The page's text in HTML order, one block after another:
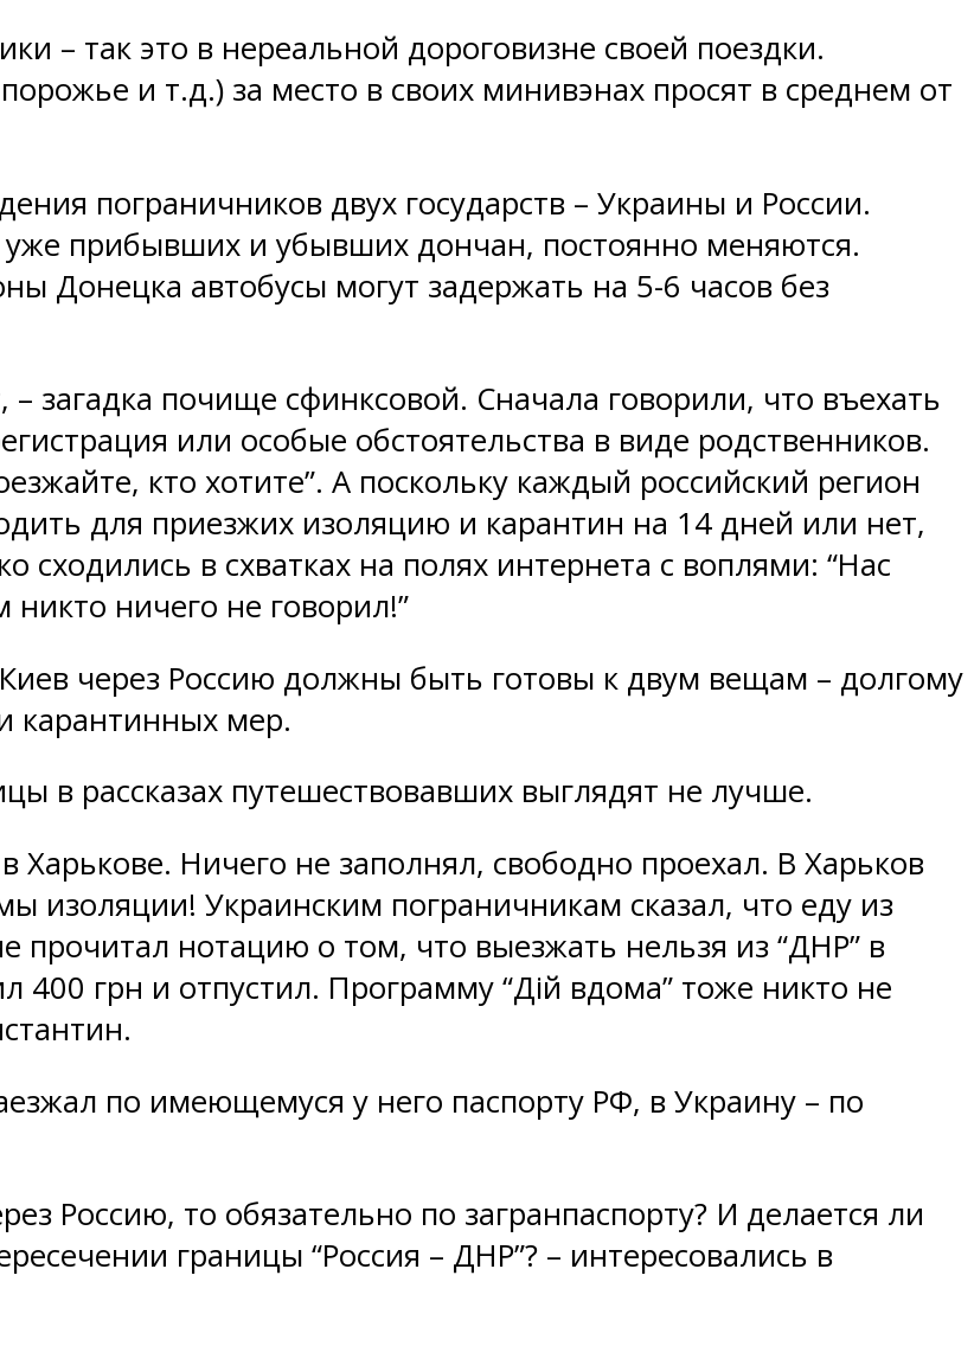
– так это в нереальной дороговизне своей поездки.
и т.д.) за место в своих минивэнах просят в среднем от
пограничников двух государств – Украины и России.
уже прибывших и убывших дончан, постоянно меняются.
Донецка автобусы могут задержать на 5-6 часов без
загадка почище сфинксовой. Сначала говорили, что въехать
или особые обстоятельства в виде родственников.
кто хотите”. А поскольку каждый российский регион
для приезжих изоляцию и карантин на 14 дней или нет,
сходились в схватках на полях интернета с воплями: “Нас
ничего не говорил!”
через Россию должны быть готовы к двум вещам – долгому
карантинных мер.
в рассказах путешествовавших выглядят не лучше.
Харькове. Ничего не заполнял, свободно проехал. В Харьков
изоляции! Украинским пограничникам сказал, что еду из
нотацию о том, что выезжать нельзя из “ДНР” в
400 грн и отпустил. Программу “Дій вдома” тоже никто не
по имеющемуся у него паспорту РФ, в Украину – по
Россию, то обязательно по загранпаспорту? И делается ли
границы “Россия – ДНР”? – интересовались в